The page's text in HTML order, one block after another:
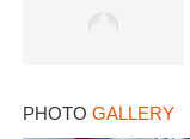
PHOTO GALLERY